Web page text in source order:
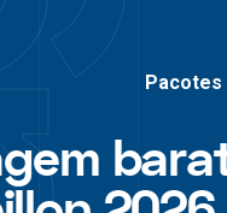
Pacotes